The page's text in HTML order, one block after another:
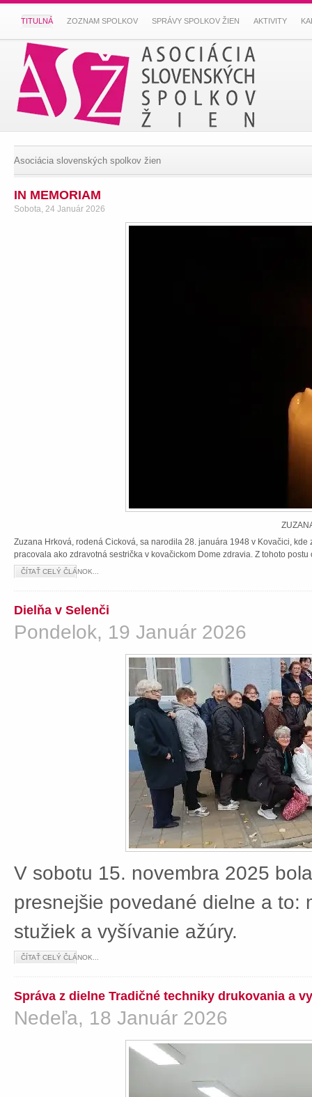
TITULNÁ ZOZNAM SPOLKOV SPRÁVY SPOLKOV ŽIEN AKTIVITY
Asociácia slovenských spolkov žien
IN MEMORIAM
Sobota, 24 Január 2026
Zuzana Hrková, rodená Cicková, sa narodila 28. januára 1948 v Kovačici,
pracovala ako zdravotná sestrička v kovačickom Dome zdravia. Z tohoto
ČÍTAŤ CELÝ ČLÁNOK...
Dielňa v Selenči
Pondelok, 19 Január 2026
V sobotu 15. novembra 2025
presnejšie povedané dielne a to:
stužiek a vyšívanie ažúry.
ČÍTAŤ CELÝ ČLÁNOK...
Správa z dielne Tradičné techniky drukovania a
Nedeľa, 18 Január 2026